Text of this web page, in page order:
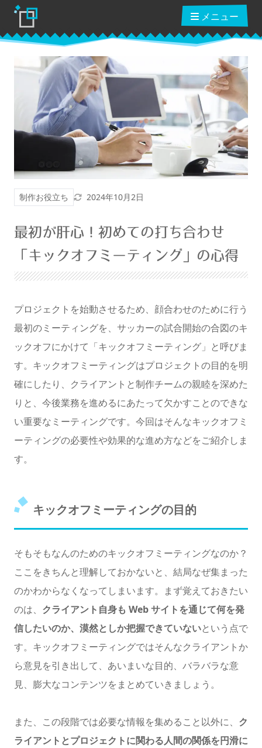
メニュー
ブログ
読んだ本
動画講座
クーポン
制作お役立ち 更新日
2024年10月2日
最初が肝心！初めての打ち合わせ
「キックオフミーティング」の心得
プロジェクトを始動させるため、顔合わせのために行う
最初のミーティングを、サッカーの試合開始の合図のキ
ックオフにかけて「キックオフミーティング」と呼びま
す。キックオフミーティングはプロジェクトの目的を明
確にしたり、クライアントと制作チームの親睦を深めた
りと、今後業務を進めるにあたって欠かすことのできな
い重要なミーティングです。今回はそんなキックオフミ
ーティングの必要性や効果的な進め方などをご紹介しま
す。
キックオフミーティングの目的
そもそもなんのためのキックオフミーティングなのか？
ここをきちんと理解しておかないと、結局なぜ集まった
のかわからなくなってしまいます。まず覚えておきたい
のは、 クライアント自身も Web サイトを通じて何を発
信したいのか、漠然としか把握できていないという点で
す。キックオフミーティングではそんなクライアントか
ら意見を引き出して、あいまいな目的、バラバラな意
見、膨大なコンテンツをまとめていきましょう。
また、この段階では必要な情報を集めること以外に、 ク
ライアントとプロジェクトに関わる人間の関係を円滑に